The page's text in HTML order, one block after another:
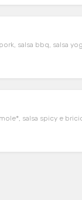
salsa bbq, salsa
salsa spicy e